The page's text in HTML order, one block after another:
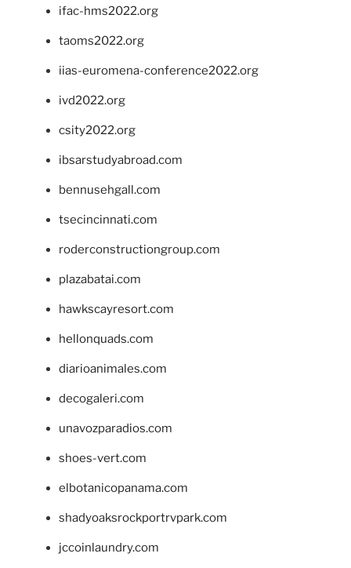
ifac-hms2022.org
taoms2022.org
iias-euromena-conference2022.org
ivd2022.org
csity2022.org
ibsarstudyabroad.com
bennusehgall.com
tsecincinnati.com
roderconstructiongroup.com
plazabatai.com
hawkscayresort.com
hellonquads.com
diarioanimales.com
decogaleri.com
unavozparadios.com
shoes-vert.com
elbotanicopanama.com
shadyoaksrockportrvpark.com
jccoinlaundry.com